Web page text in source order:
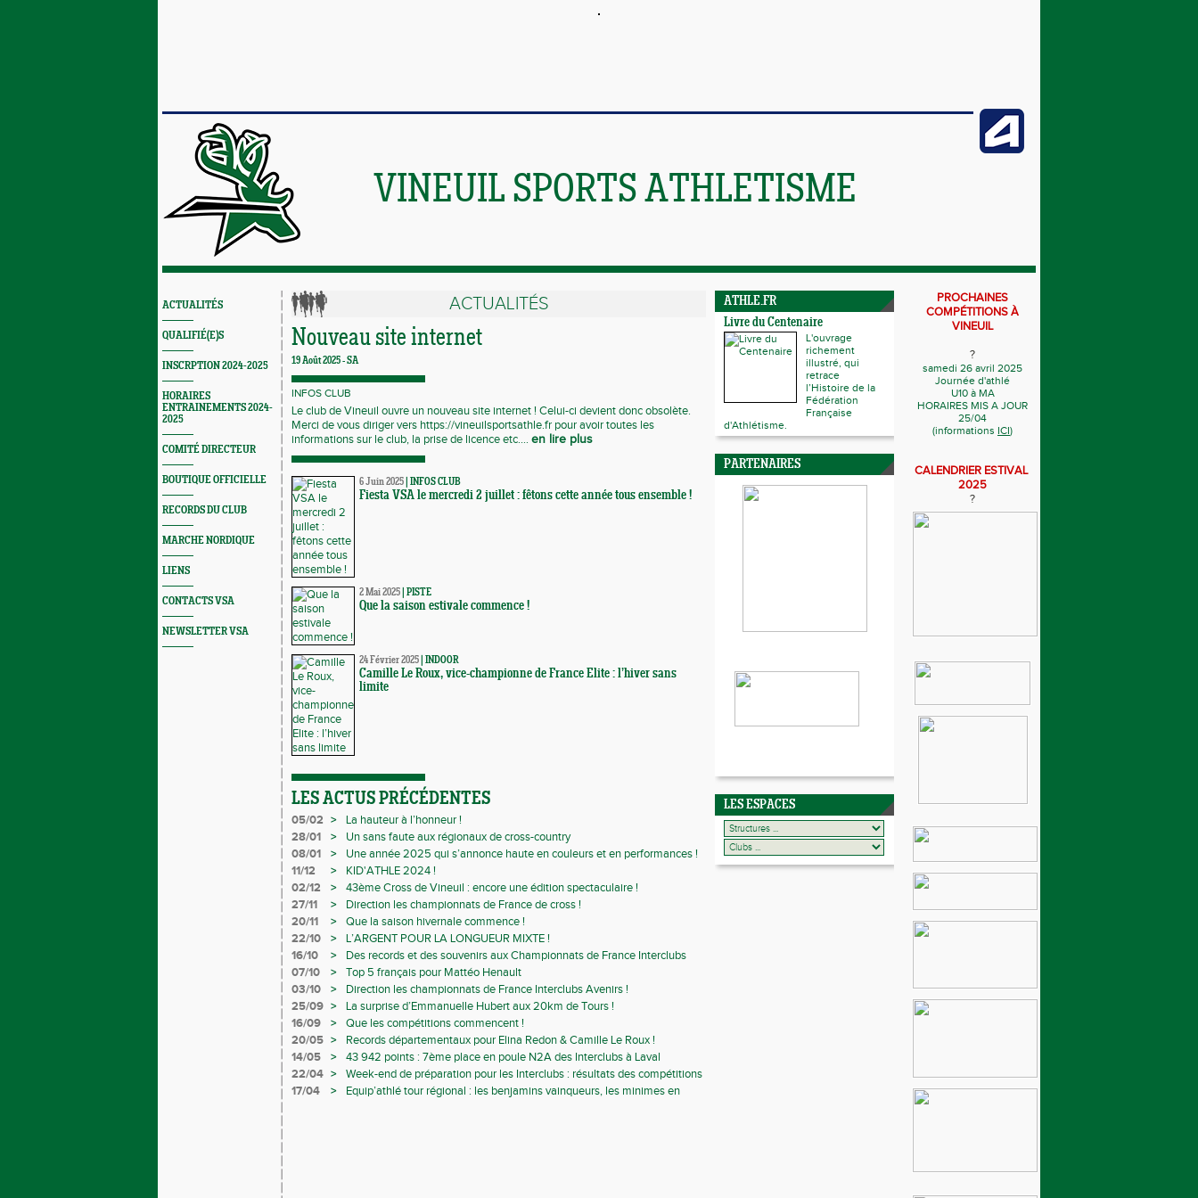
VINEUIL SPORTS ATHLETISME
ACTUALITÉS
QUALIFIÉ(E)S
INSCRPTION 2024-2025
HORAIRES
ENTRAINEMENTS 2024-
2025
COMITÉ DIRECTEUR
BOUTIQUE OFFICIELLE
RECORDS DU CLUB
MARCHE NORDIQUE
LIENS
CONTACTS VSA
NEWSLETTER VSA
ACTUALITÉS
Nouveau site internet
19 Août 2025 -SA
INFOS CLUB
Le club de Vineuil ouvre un nouveau site internet ! Celui-ci devient donc obsolète.
Merci de vous diriger vers https://vineuilsportsathle.fr pour avoir toutes les
informations sur le club, la prise de licence etc.... en lire plus
6 Juin 2025 INFOS CLUB
Fiesta VSA le mercredi 2 juillet : fêtons cette année tous ensemble !
2 Mai 2025 PISTE
Que la saison estivale commence !
24 Février 2025 INDOOR
Camille Le Roux, vice-championne de France Elite : l’hiver sans
limite
LES ACTUS PRÉCÉDENTES
05/02 >
La hauteur à l’honneur !
28/01
>
Un sans faute aux régionaux de cross-country
08/01
>
Une année 2025 qui s’annonce haute en couleurs et en performances !
11/12
>
KID'ATHLE 2024 !
02/12
>
43ème Cross de Vineuil : encore une édition spectaculaire !
27/11
>
Direction les championnats de France de cross !
20/11
>
Que la saison hivernale commence !
22/10
>
L’ARGENT POUR LA LONGUEUR MIXTE !
16/10
>
Des records et des souvenirs aux Championnats de France Interclubs
Avenirs
07/10 >
Top 5 français pour Mattéo Henault
03/10
>
Direction les championnats de France Interclubs Avenirs !
25/09 >
La surprise d’Emmanuelle Hubert aux 20km de Tours !
16/09
>
Que les compétitions commencent !
20/05 >
Records départementaux pour Elina Redon & Camille Le Roux !
14/05
>
43 942 points : 7ème place en poule N2A des Interclubs à Laval
22/04 >
Week-end de préparation pour les Interclubs : résultats des compétitions
17/04
>
Equip’athlé tour régional : les benjamins vainqueurs, les minimes en
ATHLE.FR
Livre du Centenaire
L'ouvrage
richement
illustré, qui
retrace
l’Histoire de la
Fédération
Française
d'Athlétisme.
PARTENAIRES
LES ESPACES
PROCHAINES
COMPÉTITIONS À
VINEUIL
?
samedi 26 avril 2025
Journée d'athlé
U10 à MA
HORAIRES MIS A JOUR
25/04
(informations ICI)
CALENDRIER ESTIVAL
2025
?